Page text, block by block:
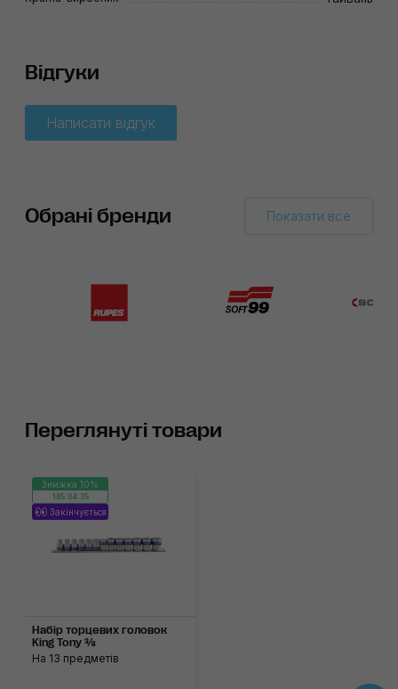
Відгуки
Написати відгук
Обрані бренди Показати все
Переглянуті товари
Знижка 10%
185:04:35
Закінчується
Набір торцевих головок
King Tony ⅜
На 13 предметів